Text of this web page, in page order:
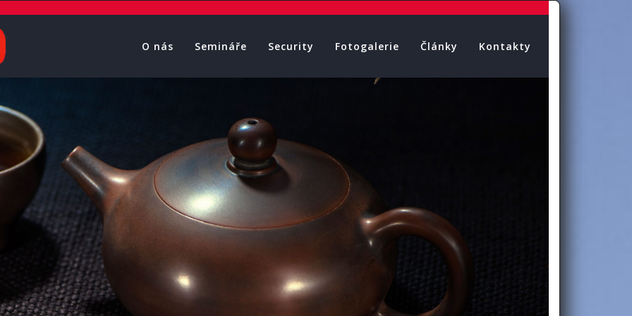
O nás Semináře Security Fotogalerie Články Kontakty